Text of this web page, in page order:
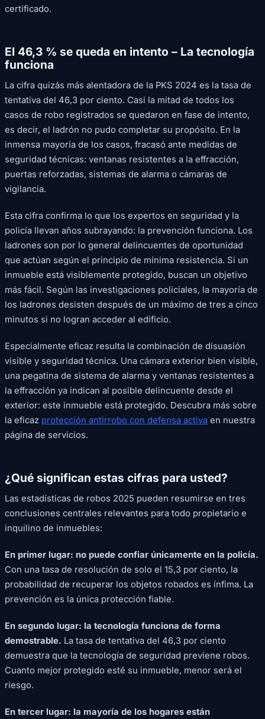
certificado.
El 46,3 % se queda en intento – La tecnología
funciona
La cifra quizás más alentadora de la PKS 2024 es la tasa de
tentativa del 46,3 por ciento. Casi la mitad de todos los
casos de robo registrados se quedaron en fase de intento,
es decir, el ladrón no pudo completar su propósito. En la
inmensa mayoría de los casos, fracasó ante medidas de
seguridad técnicas: ventanas resistentes a la effracción,
puertas reforzadas, sistemas de alarma o cámaras de
vigilancia.
Esta cifra confirma lo que los expertos en seguridad y la
policía llevan años subrayando: la prevención funciona. Los
ladrones son por lo general delincuentes de oportunidad
que actúan según el principio de mínima resistencia. Si un
inmueble está visiblemente protegido, buscan un objetivo
más fácil. Según las investigaciones policiales, la mayoría de
los ladrones desisten después de un máximo de tres a cinco
minutos si no logran acceder al edificio.
Especialmente eficaz resulta la combinación de disuasión
visible y seguridad técnica. Una cámara exterior bien visible,
una pegatina de sistema de alarma y ventanas resistentes a
la effracción ya indican al posible delincuente desde el
exterior: este inmueble está protegido. Descubra más sobre
la eficaz protección antirrobo con defensa activa en nuestra
página de servicios.
¿Qué significan estas cifras para usted?
Las estadísticas de robos 2025 pueden resumirse en tres
conclusiones centrales relevantes para todo propietario e
inquilino de inmuebles:
En primer lugar: no puede confiar únicamente en la policía.
Con una tasa de resolución de solo el 15,3 por ciento, la
probabilidad de recuperar los objetos robados es ínfima. La
prevención es la única protección fiable.
En segundo lugar: la tecnología funciona de forma
demostrable. La tasa de tentativa del 46,3 por ciento
demuestra que la tecnología de seguridad previene robos.
Cuanto mejor protegido esté su inmueble, menor será el
riesgo.
En tercer lugar: la mayoría de los hogares están